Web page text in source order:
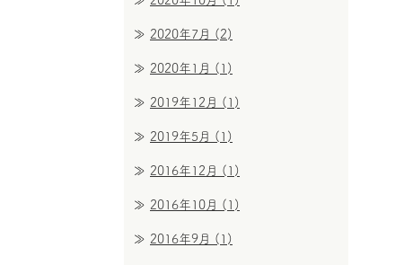
2020年7月 (2)
2020年1月 (1)
2019年12月 (1)
2019年5月 (1)
2016年12月 (1)
2016年10月 (1)
2016年9月 (1)